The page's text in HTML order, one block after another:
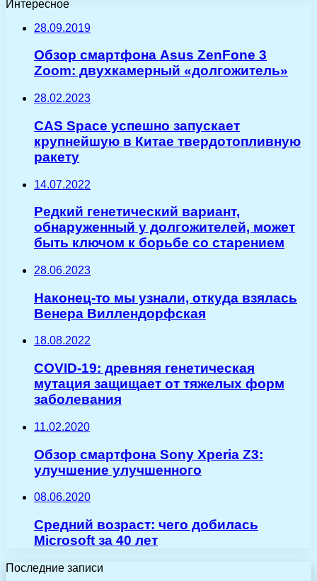
Интересное
28.09.2019
Обзор смартфона Asus ZenFone 3
Zoom: двухкамерный «долгожитель»
28.02.2023
CAS Space успешно запускает
крупнейшую в Китае твердотопливную
ракету
14.07.2022
Редкий генетический вариант,
обнаруженный у долгожителей, может
быть ключом к борьбе со старением
28.06.2023
Наконец-то мы узнали, откуда взялась
Венера Виллендорфская
18.08.2022
COVID-19: древняя генетическая
мутация защищает от тяжелых форм
заболевания
11.02.2020
Обзор смартфона Sony Xperia Z3:
улучшение улучшенного
08.06.2020
Средний возраст: чего добилась
Microsoft за 40 лет
Последние записи